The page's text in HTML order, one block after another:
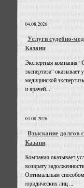
04.08.2026
Услуги судебно-
Казани
Экспертная компания
экспертиза” оказывает
медицинской
и врачей...
04.08.2026
Взыскание долгов
Казани
Компания оказывает
возврату
Оптимальным
юридических лиц ...